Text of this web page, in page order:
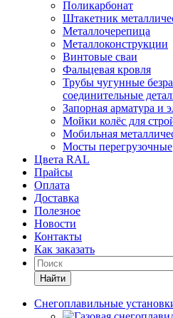
Поликарбонат
Штакетник
Металлочерепица
Металлоконструкции
Винтовые сваи
Фальцевая кровля
Трубы чугунные
соединительные
Запорная арматура и
Мойки колёс для
Мобильная
Мосты перегрузочные
Цвета RAL
Прайсы
Оплата
Доставка
Полезное
Новости
Контакты
Как заказать
Найти
Снегоплавильные